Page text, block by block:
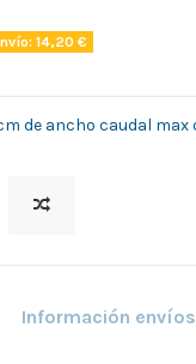
14,20 €
de ancho caudal
Información envíos